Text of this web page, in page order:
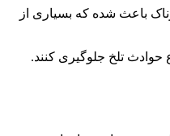
باعث شده که بسیاری از
حوادث تلخ جلوگیری کنند.